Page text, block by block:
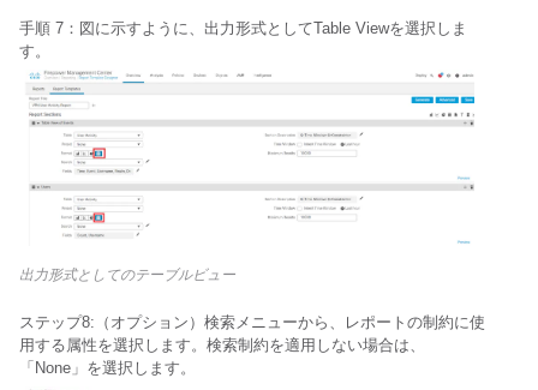
手順 7：図に示すように、出力形式としてTable Viewを選択しま
す。
出力形式としてのテーブルビュー
ステップ8:（オプション）検索メニューから、レポートの制約に使
用する属性を選択します。検索制約を適用しない場合は、
「 None」を選択します。